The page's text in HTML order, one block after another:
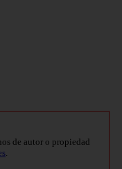
de autor o propiedad